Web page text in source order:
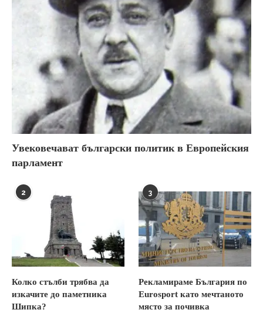
Увековечават български политик в Европейския
парламент
2
Колко стълби трябва да
изкачите до паметника
Шипка?
3
Рекламираме България по
Eurosport като мечтаното
място за почивка